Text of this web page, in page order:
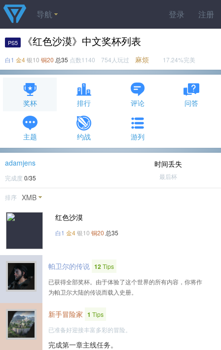
登录 注册
导航
PS5 《红色沙漠》中文奖杯列表
白1 金4银10 铜20 总35 点数1140 754人玩过 麻烦 17.24%完美
奖杯 排行 评论 问答
主题 约战 游列
adamjens
完成度 0/35
时间丢失
最后杯
排序 XMB
红色沙漠
白1 金4银10 铜20 总35
帕卫尔的传说 12Tips
已获得全部奖杯。由于体验了这个世界的所有内容，你将作
为帕卫尔大陆的传说而载入史册。
新手冒险家 1 Tips
已准备好迎接丰富多彩的冒险。
完成第一章主线任务。